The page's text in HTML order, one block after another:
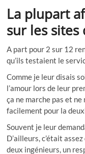
La plupart
sur les
A part pour 2 sur 12
qu’ils testaient le
Comme je leur disais
l’amour lors de leur
ça ne marche pas et
facilement pour la
Souvent je leur
D’ailleurs, c’était
deux ingénieurs, un